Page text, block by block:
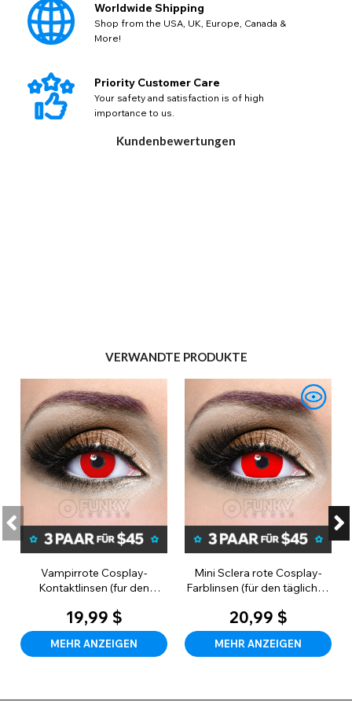
Worldwide Shipping
Shop from the USA, UK, Europe, Canada &
More!
Priority Customer Care
Your safety and satisfaction is of high
importance to us.
Kundenbewertungen
VERWANDTE PRODUKTE
Vampirrote Cosplay-
Kontaktlinsen (fur den
19,99 $
MEHR ANZEIGEN
Mini Sclera rote Cosplay-
Farblinsen (für den täglichen
20,99 $
MEHR ANZEIGEN